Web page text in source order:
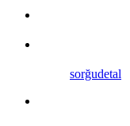
sorğudetal